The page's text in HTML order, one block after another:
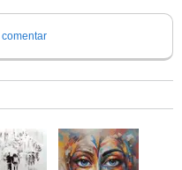
comentar